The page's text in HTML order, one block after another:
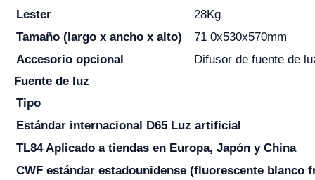
Lester
28Kg
Tamaño (largo x ancho x alto)
71 0x530x570mm
Accesorio opcional
Difusor de fuente de
Fuente de luz
Tipo
Estándar internacional D65 Luz artificial
TL84 Aplicado a tiendas en Europa, Japón y China
CWF estándar estadounidense (fluorescente blanco